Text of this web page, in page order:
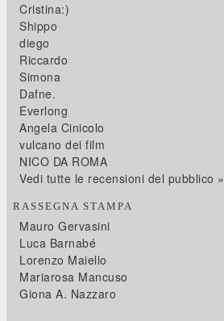
Cristina:)
Shippo
diego
Riccardo
Simona
Dafne.
Everlong
Angela Cinicolo
vulcano dei film
NICO DA ROMA
Vedi tutte le recensioni del pubblico »
RASSEGNA STAMPA
Mauro Gervasini
Luca Barnabé
Lorenzo Maiello
Mariarosa Mancuso
Giona A. Nazzaro